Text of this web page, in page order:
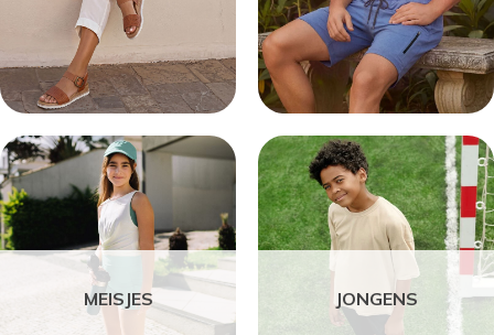
MEISJES JONGENS